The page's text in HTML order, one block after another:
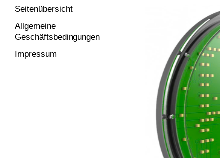
Seitenübersicht
Allgemeine
Geschäftsbedingungen
Impressum